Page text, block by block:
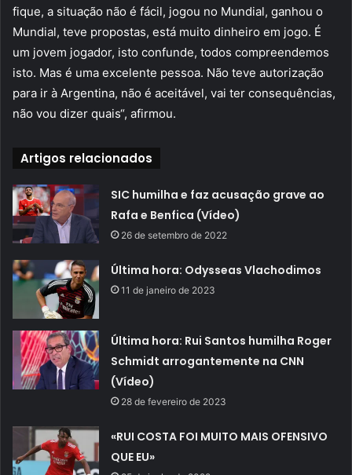
fique, a situação não é fácil, jogou no Mundial, ganhou o
Mundial, teve propostas, está muito dinheiro em jogo. É
um jovem jogador, isto confunde, todos compreendemos
isto. Mas é uma excelente pessoa. Não teve autorização
para ir à Argentina, não é aceitável, vai ter consequências,
não vou dizer quais“, afirmou.
Artigos relacionados
SIC humilha e faz acusação grave ao
Rafa e Benfica (Vídeo)
26 de setembro de 2022
Última hora: Odysseas Vlachodimos
11 de janeiro de 2023
Última hora: Rui Santos humilha Roger
Schmidt arrogantemente na CNN
(Vídeo)
28 de fevereiro de 2023
«RUI COSTA FOI MUITO MAIS OFENSIVO
QUE EU»